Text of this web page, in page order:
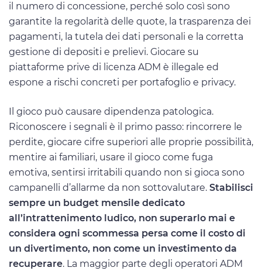
il numero di concessione, perché solo così sono
garantite la regolarità delle quote, la trasparenza dei
pagamenti, la tutela dei dati personali e la corretta
gestione di depositi e prelievi. Giocare su
piattaforme prive di licenza ADM è illegale ed
espone a rischi concreti per portafoglio e privacy.
Il gioco può causare dipendenza patologica.
Riconoscere i segnali è il primo passo: rincorrere le
perdite, giocare cifre superiori alle proprie possibilità,
mentire ai familiari, usare il gioco come fuga
emotiva, sentirsi irritabili quando non si gioca sono
campanelli d’allarme da non sottovalutare. Stabilisci
sempre un budget mensile dedicato
all’intrattenimento ludico, non superarlo mai e
considera ogni scommessa persa come il costo di
un divertimento, non come un investimento da
recuperare. La maggior parte degli operatori ADM